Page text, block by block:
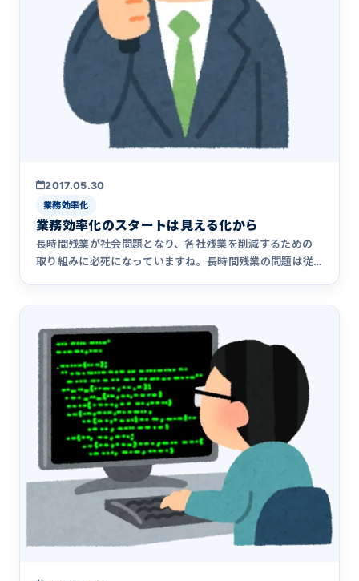
2017.05.30
業務効率化
業務効率化のスタートは見える化から
長時間残業が社会問題となり、各社残業を削減するための
取り組みに必死になっていますね。長時間残業の問題は従